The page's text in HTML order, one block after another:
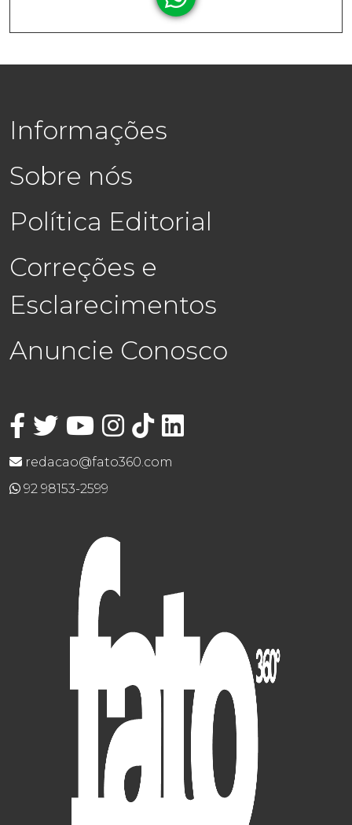
Informações
Sobre nós
Política Editorial
Correções e
Esclarecimentos
Anuncie Conosco
redacao@fato360.com
92 98153-2599